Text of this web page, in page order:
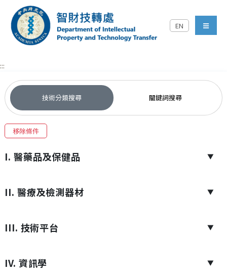
跳到主要內容區塊
中央研究院智財技轉處對
EN
menu
:::
技術分類搜尋 關鍵詞搜尋
移除條件
I. 醫藥品及保健品 ▼
II. 醫療及檢測器材 ▼
III. 技術平台 ▼
IV. 資訊學 ▼